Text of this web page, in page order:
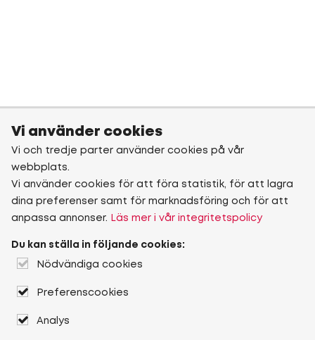
Vi använder cookies
Vi och tredje parter använder cookies på vår
webbplats.
Vi använder cookies för att föra statistik, för att lagra
dina preferenser samt för marknadsföring och för att
anpassa annonser.
Läs mer i vår integritetspolicy
Du kan ställa in följande cookies:
Nödvändiga cookies
Preferenscookies
Analys